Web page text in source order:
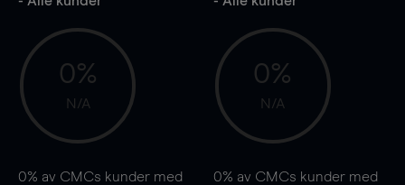
0%
N/A
0% av CMCs kunder med
0%
N/A
0% av CMCs kunder med